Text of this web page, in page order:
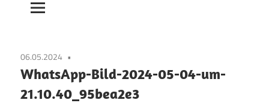
GEGEN
RECHTS.DRESDEN
06.05.2024
WhatsApp-Bild-2024-05-04-um-
21.10.40_95bea2e3